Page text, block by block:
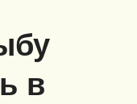
в